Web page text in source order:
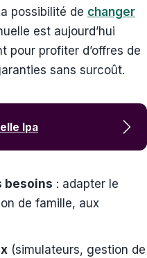
possibilité de changer
est aujourd’hui
pour profiter d’offres de
sans surcoût.
lpa
besoins : adapter le
de famille, aux
(simulateurs, gestion de